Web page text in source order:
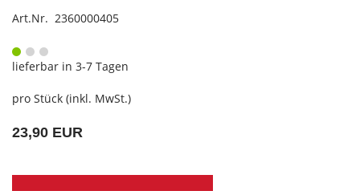
Art.Nr. 2360000405
lieferbar in 3-7 Tagen
pro Stück (inkl. MwSt.)
23,90 EUR